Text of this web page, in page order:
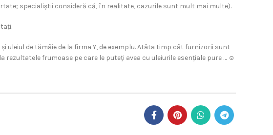
specialiștii consideră că, în realitate, cazurile sunt mult mai multe).
uleiul de tămâie de la firma Y, de exemplu. Atâta timp cât furnizorii sunt
frumoase pe care le puteți avea cu uleiurile esențiale pure … ☺